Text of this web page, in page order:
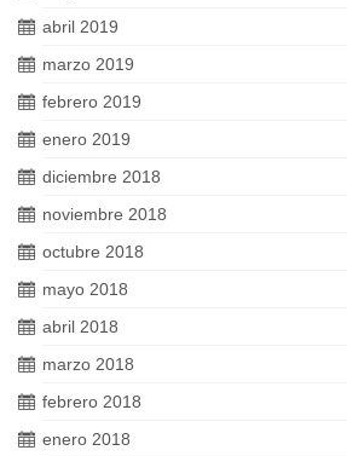
abril 2019
marzo 2019
febrero 2019
enero 2019
diciembre 2018
noviembre 2018
octubre 2018
mayo 2018
abril 2018
marzo 2018
febrero 2018
enero 2018